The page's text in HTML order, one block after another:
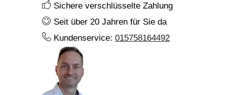
Sichere verschlüsselte Zahlung
Seit über 20 Jahren für Sie da
Kundenservice: 015758164492